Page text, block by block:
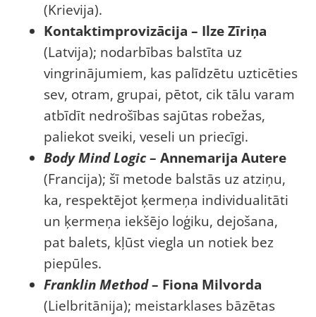
(Krievija).
Kontaktimprovizācija – Ilze Zīriņa
(Latvija); nodarbības balstīta uz
vingrinājumiem, kas palīdzētu uzticēties
sev, otram, grupai, pētot, cik tālu varam
atbīdīt nedrošības sajūtas robežas,
paliekot sveiki, veseli un priecīgi.
Body Mind Logic– Annemarija Autere
(Francija); šī metode balstās uz atziņu,
ka, respektējot ķermeņa individualitāti
un ķermeņa iekšējo loģiku, dejošana,
pat balets, kļūst viegla un notiek bez
piepūles.
Franklin Method– Fiona Milvorda
(Lielbritānija); meistarklases bāzētas